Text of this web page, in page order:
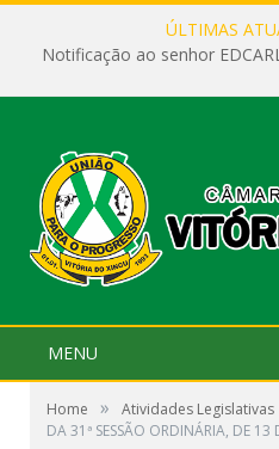
ÚLTIMAS
Notificação ao senhor
MENU
Home » Atividades Legislativas
DA 31ª SESSÃO ORDINÁRIA, DE